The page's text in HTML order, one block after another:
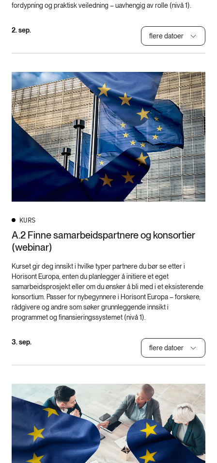
fordypning og praktisk veiledning – uavhengig av rolle (nivå 1).
2. sep.
flere datoer
KURS
A.2 Finne samarbeidspartnere og konsortier
(webinar)
Kurset gir deg innsikt i hvilke typer partnere du bør se etter i
Horisont Europa, enten du planlegger å initiere et eget
samarbeidsprosjekt eller om du ønsker å bli med i et eksisterende
konsortium. Passer for nybegynnere i Horisont Europa – forskere,
rådgivere og andre som søker grunnleggende innsikt i
programmet og finansieringssystemet (nivå 1).
3. sep.
flere datoer